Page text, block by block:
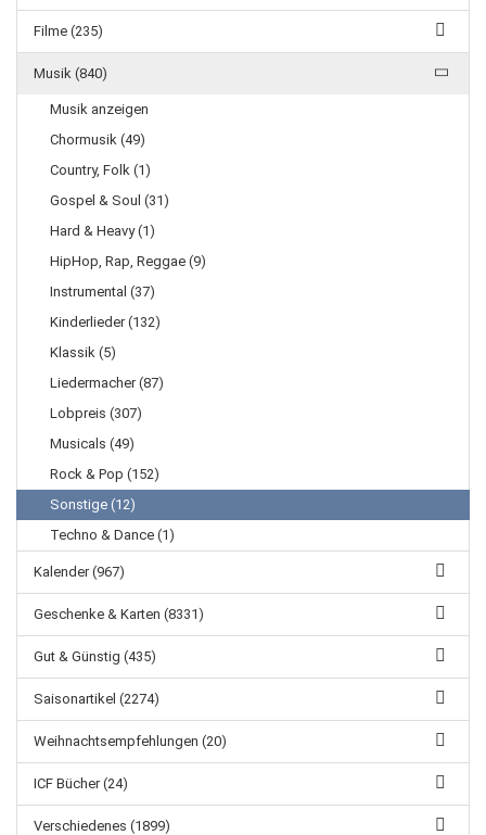
Filme (235)
Musik (840)
Musik anzeigen
Chormusik (49)
Country, Folk (1)
Gospel & Soul (31)
Hard & Heavy (1)
HipHop, Rap, Reggae (9)
Instrumental (37)
Kinderlieder (132)
Klassik (5)
Liedermacher (87)
Lobpreis (307)
Musicals (49)
Rock & Pop (152)
Sonstige (12)
Techno & Dance (1)
Kalender (967)
Geschenke & Karten (8331)
Gut & Günstig (435)
Saisonartikel (2274)
Weihnachtsempfehlungen (20)
ICF Bücher (24)
Verschiedenes (1899)